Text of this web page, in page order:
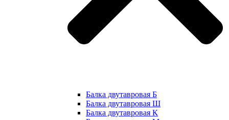
Балка двутавровая Б
Балка двутавровая Ш
Балка двутавровая К